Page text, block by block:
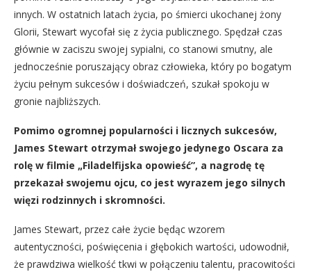
innych. W ostatnich latach życia, po śmierci ukochanej żony
Glorii, Stewart wycofał się z życia publicznego. Spędzał czas
głównie w zaciszu swojej sypialni, co stanowi smutny, ale
jednocześnie poruszający obraz człowieka, który po bogatym
życiu pełnym sukcesów i doświadczeń, szukał spokoju w
gronie najbliższych.
Pomimo ogromnej popularności i licznych sukcesów,
James Stewart otrzymał swojego jedynego Oscara za
rolę w filmie „Filadelfijska opowieść”, a nagrodę tę
przekazał swojemu ojcu, co jest wyrazem jego silnych
więzi rodzinnych i skromności.
James Stewart, przez całe życie będąc wzorem
autentyczności, poświęcenia i głębokich wartości, udowodnił,
że prawdziwa wielkość tkwi w połączeniu talentu, pracowitości